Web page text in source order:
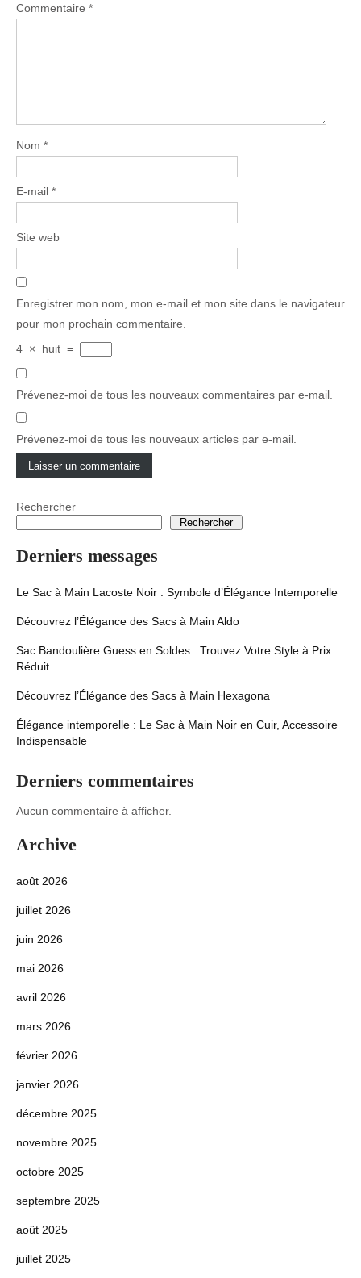
Commentaire *
Nom *
E-mail *
Site web
Enregistrer mon nom, mon e-mail et mon site dans le navigateur
pour mon prochain commentaire.
4 × huit =
Prévenez-moi de tous les nouveaux commentaires par e-mail.
Prévenez-moi de tous les nouveaux articles par e-mail.
Rechercher
Rechercher
Derniers messages
Le Sac à Main Lacoste Noir : Symbole d’Élégance Intemporelle
Découvrez l’Élégance des Sacs à Main Aldo
Sac Bandoulière Guess en Soldes : Trouvez Votre Style à Prix
Réduit
Découvrez l’Élégance des Sacs à Main Hexagona
Élégance intemporelle : Le Sac à Main Noir en Cuir, Accessoire
Indispensable
Derniers commentaires
Aucun commentaire à afficher.
Archive
août 2026
juillet 2026
juin 2026
mai 2026
avril 2026
mars 2026
février 2026
janvier 2026
décembre 2025
novembre 2025
octobre 2025
septembre 2025
août 2025
juillet 2025